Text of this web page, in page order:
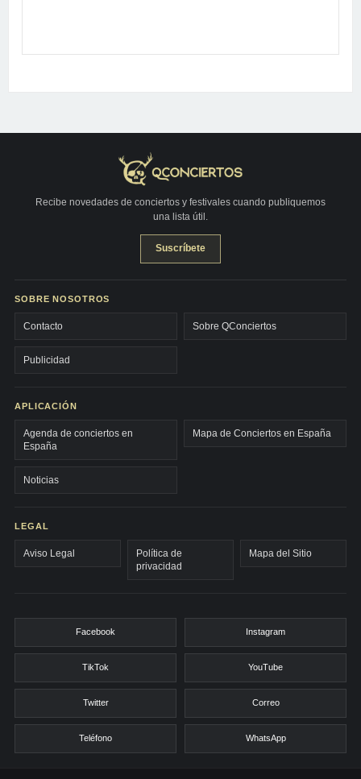
Recibe novedades de conciertos y festivales cuando publiquemos
una lista útil.
Suscríbete
SOBRE NOSOTROS
Contacto Sobre QConciertos
Publicidad
APLICACIÓN
Agenda de conciertos en
España
Mapa de Conciertos en España
Noticias
LEGAL
Aviso Legal
Política de
privacidad
Mapa del Sitio
Facebook Instagram
TikTok YouTube
Twitter Correo
Teléfono WhatsApp